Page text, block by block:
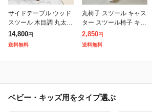
サイドテーブル ウッド
スツール 木目調 丸太
天然木 椅子 腰掛け イ
ス 机 スツール 玄関 花
台 フラワースタンド プ
14,800円
送料無料
丸椅子 スツール キャス
ター スツール椅子 キャ
スター付き 【41〜53c
m昇降式】 昇降式チェ
ア 作業椅子 回転椅子
2,850円
送料無料
ベビー・キッズ用をタイプ選ぶ